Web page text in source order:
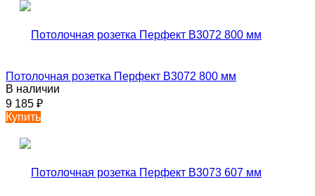
Потолочная розетка Перфект B3072 800 мм
В наличии
9 185 ₽
Купить